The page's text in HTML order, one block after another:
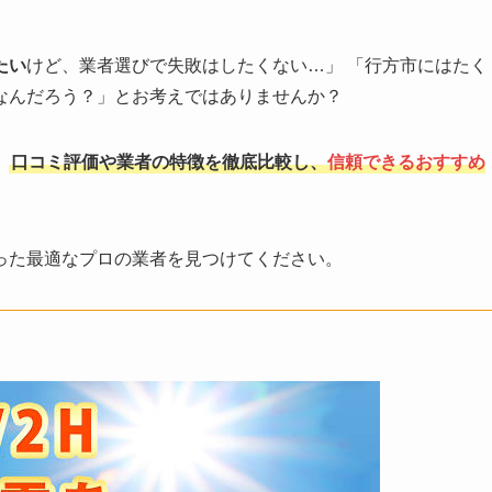
いけど、業者選びで失敗はしたくない…」 「行方市にはたく
んだろう？」とお考えではありませんか？
口コミ評価や業者の特徴を徹底比較し、信頼できるおすすめ
最適なプロの業者を見つけてください。